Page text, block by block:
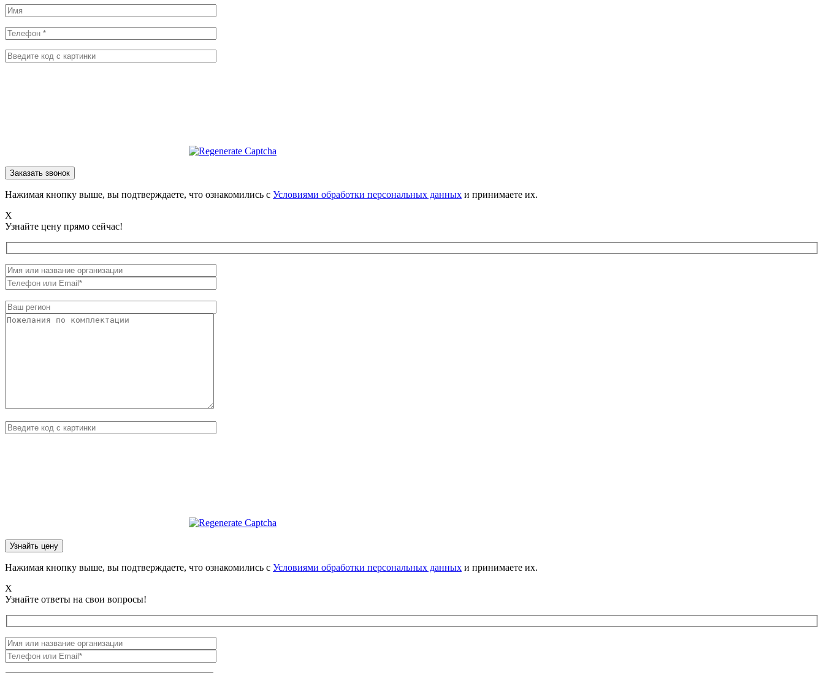
Нажимая кнопку выше, вы подтверждаете, что ознакомились с Условиями обработки персональных данных и принимаете их.
X
Узнайте цену прямо сейчас!
Нажимая кнопку выше, вы подтверждаете, что ознакомились с Условиями обработки персональных данных и принимаете их.
X
Узнайте ответы на свои вопросы!